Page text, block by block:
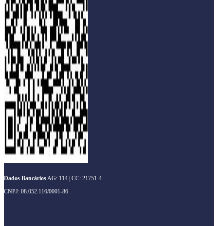
Dados BancáriosAG: 114 | CC: 21751-4.
CNPJ: 08.052.116/0001-86